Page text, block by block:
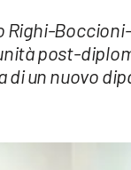
post-
di un nuovo